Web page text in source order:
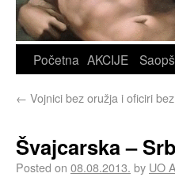
Početna AKCIJE
← Vojnici bez oružja i oficiri
Švajcarska –
Posted on 08.08.2013. by UO